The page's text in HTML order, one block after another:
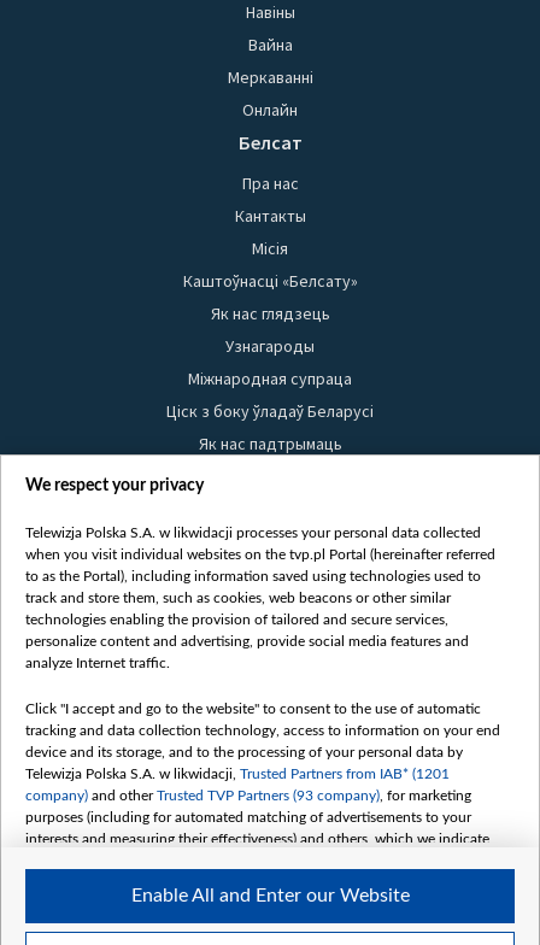
Навіны
Вайна
Меркаванні
Онлайн
Белсат
Пра нас
Кантакты
Місія
Каштоўнасці «Белсату»
Як нас глядзець
Узнагароды
Міжнародная супраца
Ціск з боку ўладаў Беларусі
Як нас падтрымаць
Правілы выкарыстання матэрыялаў
Бяспека
Youtube
Белсат news
Белсат Shorts
Жэстачайшы мульт
Belsat English
Biełsat PL
Белсат Now
Белсат History
Белсат Music
Белсат Doc
We respect your privacy
Telewizja Polska S.A. w likwidacji processes your personal data collected
when you visit individual websites on the tvp.pl Portal (hereinafter referred
to as the Portal), including information saved using technologies used to
track and store them, such as cookies, web beacons or other similar
technologies enabling the provision of tailored and secure services,
personalize content and advertising, provide social media features and
analyze Internet traffic.
Click "I accept and go to the website" to consent to the use of automatic
tracking and data collection technology, access to information on your end
device and its storage, and to the processing of your personal data by
Telewizja Polska S.A. w likwidacji, Trusted Partners from IAB* (1201
company) and otherTrusted TVP Partners (93 company) , for marketing
purposes (including for automated matching of advertisements to your
interests and measuring their effectiveness) and others, which we indicate
The purposes of processing your data by TVP S.A. w likwidacji are as
follows:
Enable All and Enter our Website